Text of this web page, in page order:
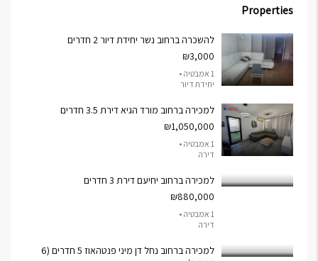
Properties
להשכרה ברחוב נשר יחידת דיור 2 חדרים
₪3,000
1 אמבטיה •
יחידת דיור
למכירה ברחוב מורד הגיא דירת 3.5 חדרים
₪1,050,000
1 אמבטיה •
דירה
למכירה ברחוב יחיעם דירת 3 חדרים
₪880,000
1 אמבטיה •
דירה
למכירה ברחוב נחל דן מיני פנטהאוז 5 חדרים (6